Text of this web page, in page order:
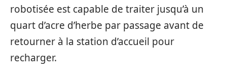
robotisée est capable de traiter jusqu’à un
quart d’acre d’herbe par passage avant de
retourner à la station d’accueil pour
recharger.